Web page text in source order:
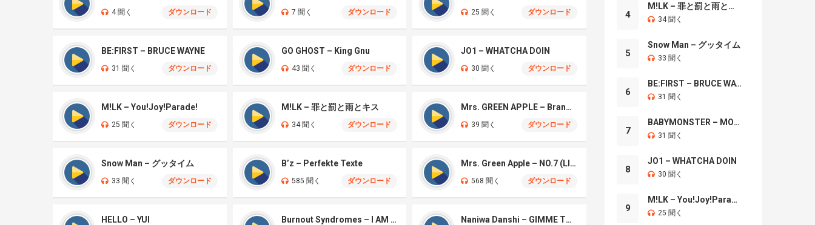
4 聞く ダウンロード 7 聞く ダウンロード 25 聞く ダウンロード
BE:FIRST – BRUCE WAYNE
31 聞く ダウンロード
GO GHOST – King Gnu
43 聞く ダウンロード
JO1 – WHATCHA DOIN
30 聞く ダウンロード
M!LK – You!Joy!Parade!
25 聞く ダウンロード
M!LK – 罪と罰と雨とキス
34 聞く ダウンロード
Mrs. GREEN APPLE – Brand New
39 聞く ダウンロード
Snow Man – グッタイム
33 聞く ダウンロード
B’z – Perfekte Texte
585 聞く ダウンロード
Mrs. Green Apple – NO.7 (LIVE)
568 聞く ダウンロード
HELLO – YUI Burnout Syndromes – I AM A HERO Naniwa Danshi – GIMME THE DAY
4
M!LK – 罪と罰と雨とキス
34 聞く
5
Snow Man – グッタイム
33 聞く
6
BE:FIRST – BRUCE WAYNE
31 聞く
7
BABYMONSTER – MOON
31 聞く
8
JO1 – WHATCHA DOIN
30 聞く
9
M!LK – You!Joy!Parade!
25 聞く